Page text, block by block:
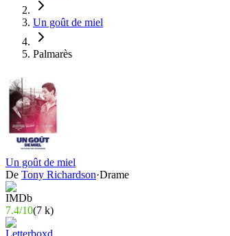
Un goût de miel
Palmarès
Un goût de miel
De Tony Richardson·Drame
7.4/10(7 k)